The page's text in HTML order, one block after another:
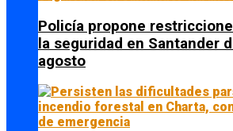
Policía propone
la seguridad en Santander
agosto